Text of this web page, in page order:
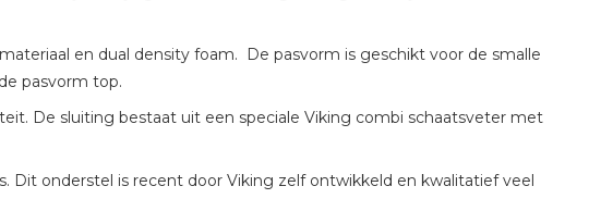
en dual density foam. De pasvorm is geschikt voor de smalle
pasvorm top.
De sluiting bestaat uit een speciale Viking combi schaatsveter met
Dit onderstel is recent door Viking zelf ontwikkeld en kwalitatief veel